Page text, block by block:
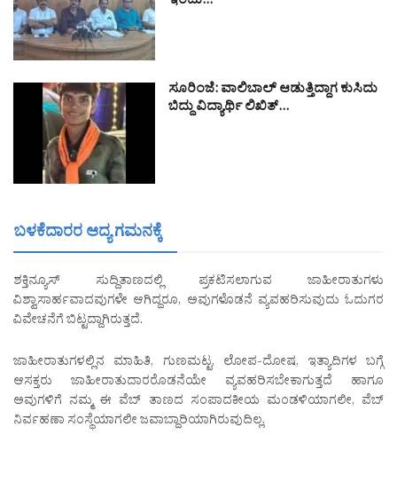
ಸೂರಿಂಜೆ: ವಾಲಿಬಾಲ್ ಆಡುತ್ತಿದ್ದಾಗ ಕುಸಿದು
ಬಿದ್ದು ವಿದ್ಯಾರ್ಥಿ ಲಿಖಿತ್…
ಬಳಕೆದಾರರ ಆದ್ಯ ಗಮನಕ್ಕೆ
ಶಕ್ತಿನ್ಯೂಸ್ ಸುದ್ದಿತಾಣದಲ್ಲಿ ಪ್ರಕಟಿಸಲಾಗುವ ಜಾಹೀರಾತುಗಳು
ವಿಶ್ವಾಸಾರ್ಹವಾದವುಗಳೇ ಆಗಿದ್ದರೂ, ಅವುಗಳೊಡನೆ ವ್ಯವಹರಿಸುವುದು ಓದುಗರ
ವಿವೇಚನೆಗೆ ಬಿಟ್ಟದ್ದಾಗಿರುತ್ತದೆ.
ಜಾಹೀರಾತುಗಳಲ್ಲಿನ ಮಾಹಿತಿ, ಗುಣಮಟ್ಟ, ಲೋಪ-ದೋಷ, ಇತ್ಯಾದಿಗಳ ಬಗ್ಗೆ
ಆಸಕ್ತರು ಜಾಹೀರಾತುದಾರರೊಡನೆಯೇ ವ್ಯವಹರಿಸಬೇಕಾಗುತ್ತದೆ ಹಾಗೂ
ಅವುಗಳಿಗೆ ನಮ್ಮ ಈ ವೆಬ್ ತಾಣದ ಸಂಪಾದಕೀಯ ಮಂಡಳಿಯಾಗಲೀ, ವೆಬ್
ನಿರ್ವಹಣಾ ಸಂಸ್ಥೆಯಾಗಲೀ ಜವಾಬ್ದಾರಿಯಾಗಿರುವುದಿಲ್ಲ.